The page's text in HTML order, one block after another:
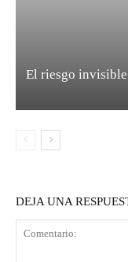
El riesgo invisible
DEJA UNA